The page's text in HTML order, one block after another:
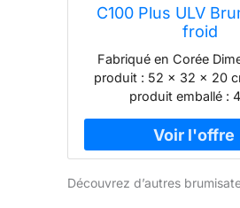
C100 Plus ULV
froid
Fabriqué en Corée
produit : 52 x 32 x 20
produit emballé :
Découvrez d’autres